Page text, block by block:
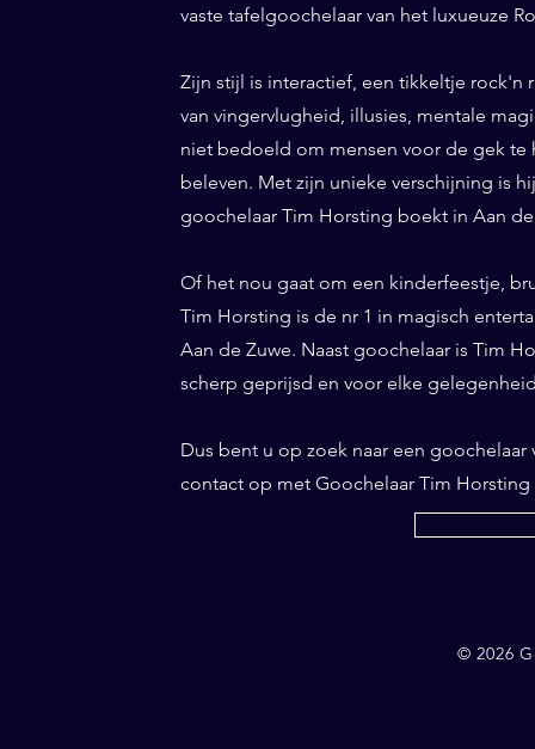
vaste tafelgoochelaar van het luxueuze
Zijn stijl is interactief, een tikkeltje rock'n
van vingervlugheid, illusies, mentale
niet bedoeld om mensen voor de gek te
beleven. Met zijn unieke verschijning is
goochelaar Tim Horsting boekt in Aan
Of het nou gaat om een kinderfeestje,
Tim Horsting is de nr 1 in magisch
Aan de Zuwe. Naast goochelaar is Tim
scherp geprijsd en voor elke
Dus bent u op zoek naar een
contact op met Goochelaar Tim Horsting
© 2026